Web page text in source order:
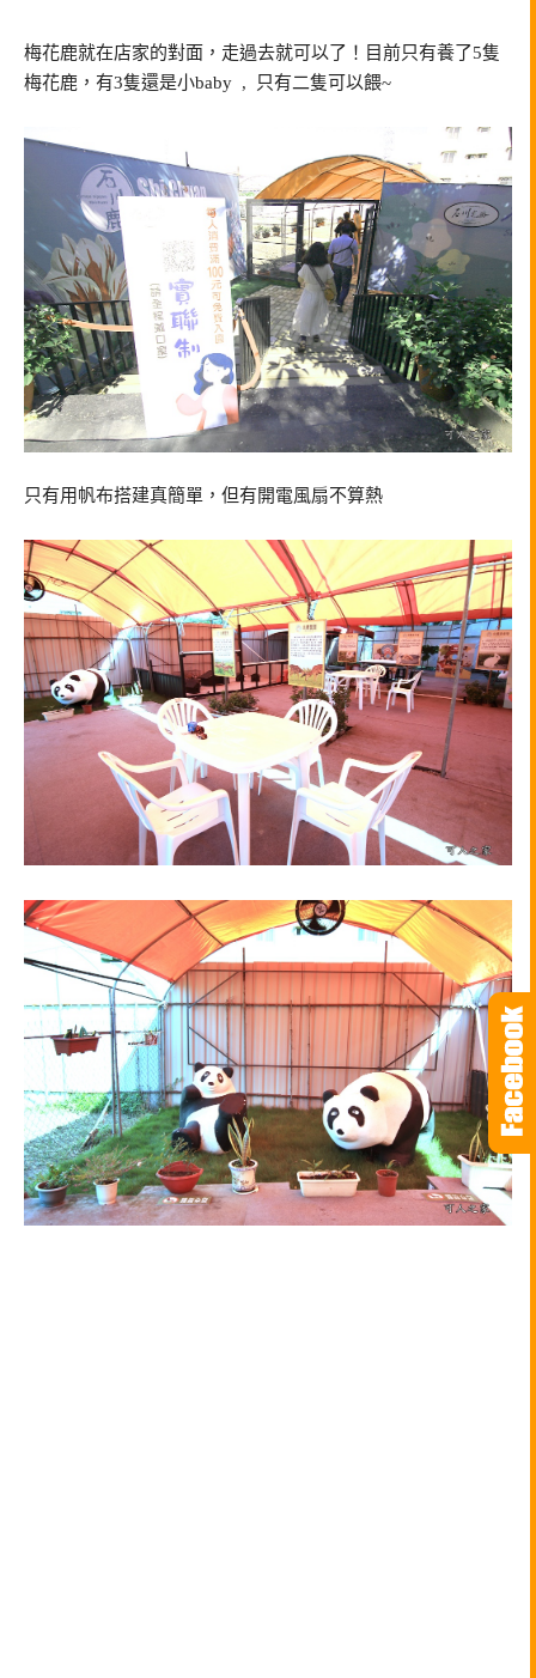
梅花鹿就在店家的對面，走過去就可以了！目前只有養了5隻
梅花鹿，有3隻還是小baby , 只有二隻可以餵~
只有用帆布搭建真簡單，但有開電風扇不算熱